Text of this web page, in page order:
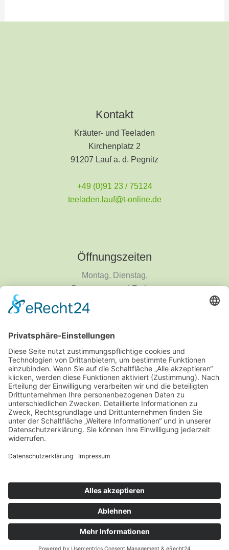
Kontakt
Kräuter- und Teeladen
Kirchenplatz 2
91207 Lauf a. d. Pegnitz
+49 (0)91 23 / 75124
teeladen.lauf@t-online.de
Öffnungszeiten
Montag, Dienstag,
Donnerstag und Freitag
9 - 14 Uhr
Informationen
Über uns
Produktanfrage
Datenschutzerklärung
Copyright © 2026 Kräuter und Teeladen Lauf